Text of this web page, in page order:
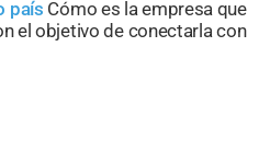
país Cómo es la empresa que
el objetivo de conectarla con